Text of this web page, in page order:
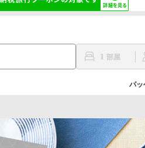
1
パッ